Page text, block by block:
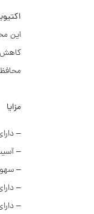
این
کاهش
مزايا
–
–
–
–
–